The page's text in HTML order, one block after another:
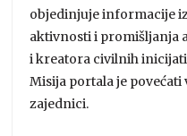
objedinjuje informacije
aktivnosti i promišljanja
i kreatora civilnih
Misija portala je
zajednici.